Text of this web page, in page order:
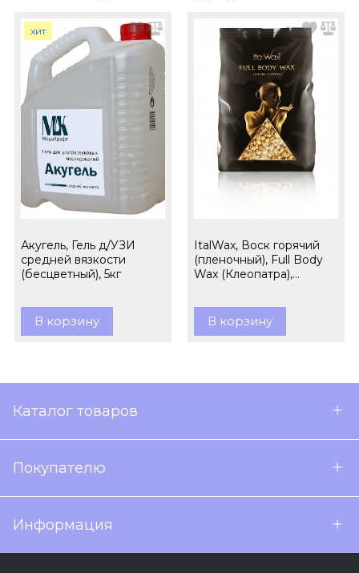
хит
Акугель, Гель д/УЗИ
средней вязкости
(бесцветный), 5кг
В корзину
ItalWax, Воск горячий
(пленочный), Full Body
Wax (Клеопатра),
В корзину
Каталог товаров
Покупателю
Информация